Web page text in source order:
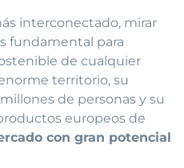
interconectado, mirar
fundamental para
de cualquier
territorio, su
de personas y su
europeos de
con gran potencial